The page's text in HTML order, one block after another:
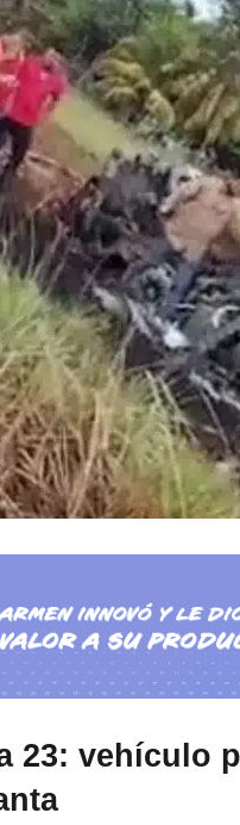
23: vehículo